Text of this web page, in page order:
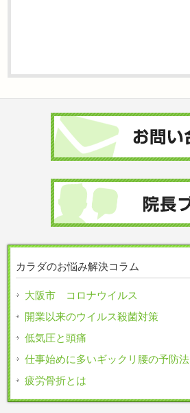
カラダのお悩み解決コラム
大阪市 コロナウイルス
開業以来のウイルス殺菌対策
低気圧と頭痛
仕事始めに多いギックリ腰の予防法
疲労骨折とは